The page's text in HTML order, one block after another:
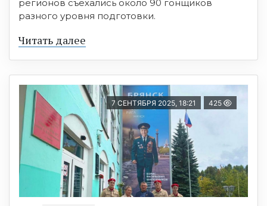
регионов съехались около 90 гонщиков
разного уровня подготовки.
Читать далее
7 СЕНТЯБРЯ 2025, 18:21 425